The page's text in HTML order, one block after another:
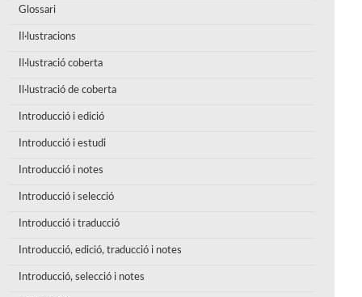
Glossari
Il·lustracions
Il·lustració coberta
Il·lustració de coberta
Introducció i edició
Introducció i estudi
Introducció i notes
Introducció i selecció
Introducció i traducció
Introducció, edició, traducció i notes
Introducció, selecció i notes